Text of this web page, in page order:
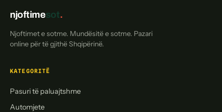
njoftimesot.
Njoftimet e sotme. Mundësitë e sotme. Pazari
online për të gjithë Shqipërinë.
KATEGORITË
Pasuri të paluajtshme
Automjete